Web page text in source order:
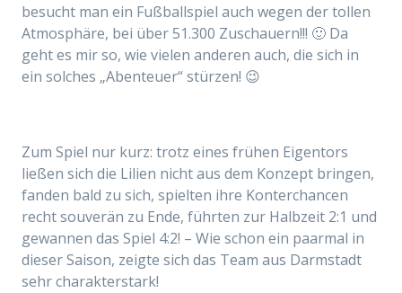
besucht man ein Fußballspiel auch wegen der tollen
Atmosphäre, bei über 51.300 Zuschauern!!! 🙂 Da
geht es mir so, wie vielen anderen auch, die sich in
ein solches „Abenteuer“ stürzen! 😉
Zum Spiel nur kurz: trotz eines frühen Eigentors
ließen sich die Lilien nicht aus dem Konzept bringen,
fanden bald zu sich, spielten ihre Konterchancen
recht souverän zu Ende, führten zur Halbzeit 2:1 und
gewannen das Spiel 4:2! – Wie schon ein paarmal in
dieser Saison, zeigte sich das Team aus Darmstadt
sehr charakterstark!